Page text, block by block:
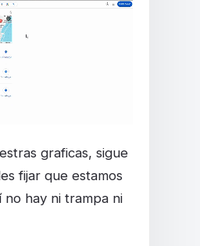
graficas, sigue
fijar que estamos
hay ni trampa ni